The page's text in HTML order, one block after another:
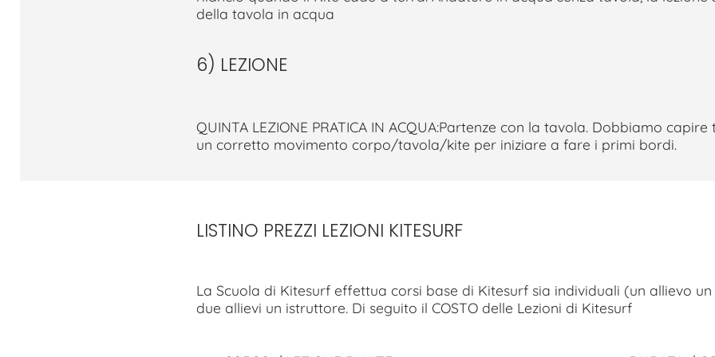
della tavola in acqua
6) LEZIONE
QUINTA LEZIONE PRATICA IN ACQUA:Partenze con la tavola. Dobbiamo
un corretto movimento corpo/tavola/kite per iniziare a fare i primi bordi.
LISTINO PREZZI LEZIONI KITESURF
La Scuola di Kitesurf effettua corsi base di Kitesurf sia individuali (un allievo
due allievi un istruttore. Di seguito il COSTO delle Lezioni di Kitesurf